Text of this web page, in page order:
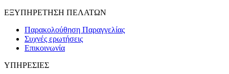
ΕΞΥΠΗΡΕΤΗΣΗ ΠΕΛΑΤΩΝ
Παρακολούθηση Παραγγελίας
Συχνές ερωτήσεις
Επικοινωνία
ΥΠΗΡΕΣΙΕΣ